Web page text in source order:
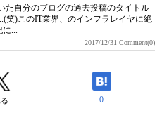
た自分のブログの過去投稿のタイトル
笑)このIT業界、のインフラレイヤに絶
...
2017/12/31 Comment(0)
0